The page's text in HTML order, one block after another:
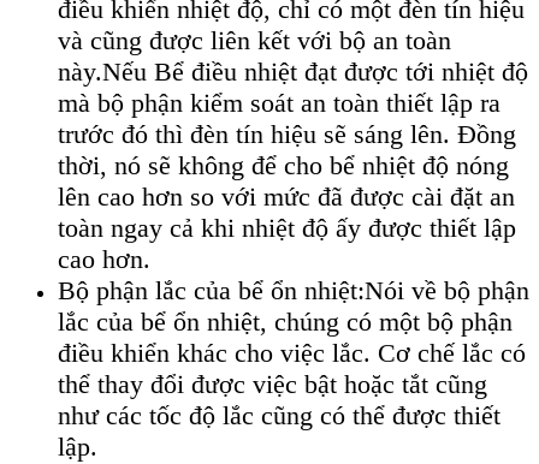
điều khiển nhiệt độ, chỉ có một đèn tín hiệu
và cũng được liên kết với bộ an toàn
này.Nếu Bể điều nhiệt đạt được tới nhiệt độ
mà bộ phận kiểm soát an toàn thiết lập ra
trước đó thì đèn tín hiệu sẽ sáng lên. Đồng
thời, nó sẽ không để cho bể nhiệt độ nóng
lên cao hơn so với mức đã được cài đặt an
toàn ngay cả khi nhiệt độ ấy được thiết lập
cao hơn.
Bộ phận lắc của bể ổn nhiệt:Nói về bộ phận
lắc của bể ổn nhiệt, chúng có một bộ phận
điều khiển khác cho việc lắc. Cơ chế lắc có
thể thay đổi được việc bật hoặc tắt cũng
như các tốc độ lắc cũng có thể được thiết
lập.